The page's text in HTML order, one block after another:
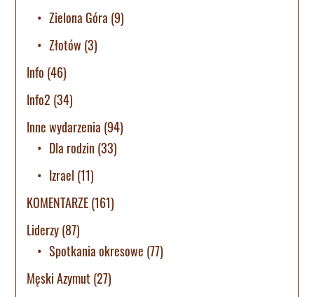
Zielona Góra (9)
Złotów (3)
Info (46)
Info2 (34)
Inne wydarzenia (94)
Dla rodzin (33)
Izrael (11)
KOMENTARZE(161)
Liderzy(87)
Spotkania okresowe (77)
Męski Azymut (27)